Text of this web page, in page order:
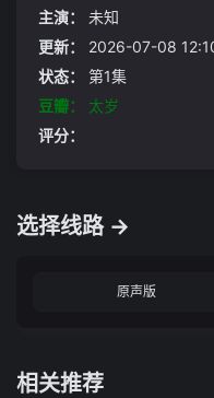
数十年的诡异阴谋。然而
挖幕后隐情。一段1932
特殊宿命，正随血色灾难
主演：
未知
更新：
2026-07-08
状态：
第1集
豆瓣：
太岁
评分：
选择线路 →
原声版
相关推荐